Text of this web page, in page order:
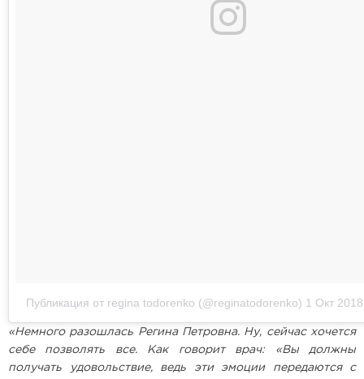
Публикация от regina todorenko (@reginatodorenko) 1 Окт
«Немного разошлась Регина Петровна. Ну, сейчас хочется
себе позволять все. Как говорит врач: «Вы должны
получать удовольствие, ведь эти эмоции передаются с